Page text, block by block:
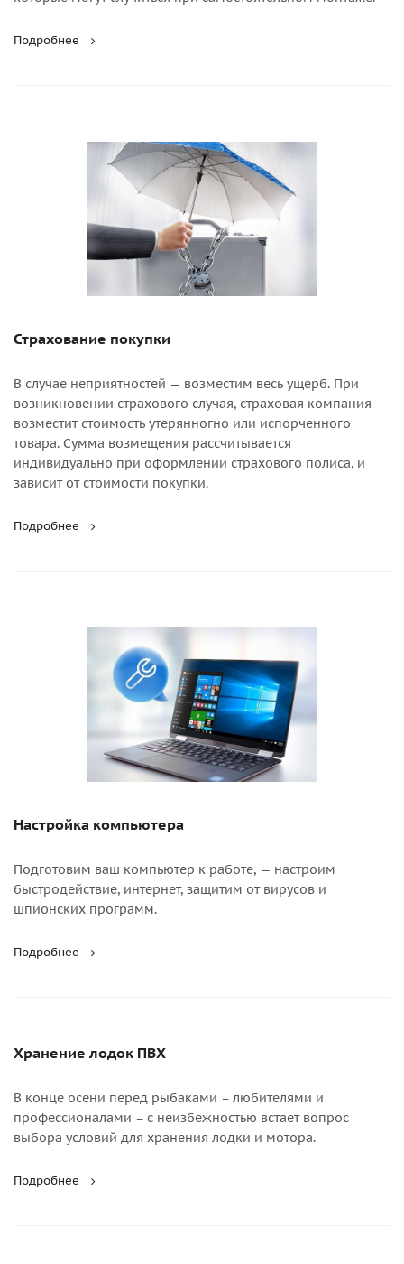
Подробнее
Страхование покупки
В случае неприятностей — возместим весь ущерб. При
возникновении страхового случая, страховая компания
возместит стоимость утерянногно или испорченного
товара. Сумма возмещения рассчитывается
индивидуально при оформлении страхового полиса, и
зависит от стоимости покупки.
Подробнее
Настройка компьютера
Подготовим ваш компьютер к работе, — настроим
быстродействие, интернет, защитим от вирусов и
шпионских программ.
Подробнее
Хранение лодок ПВХ
В конце осени перед рыбаками – любителями и
профессионалами – с неизбежностью встает вопрос
выбора условий для хранения лодки и мотора.
Подробнее